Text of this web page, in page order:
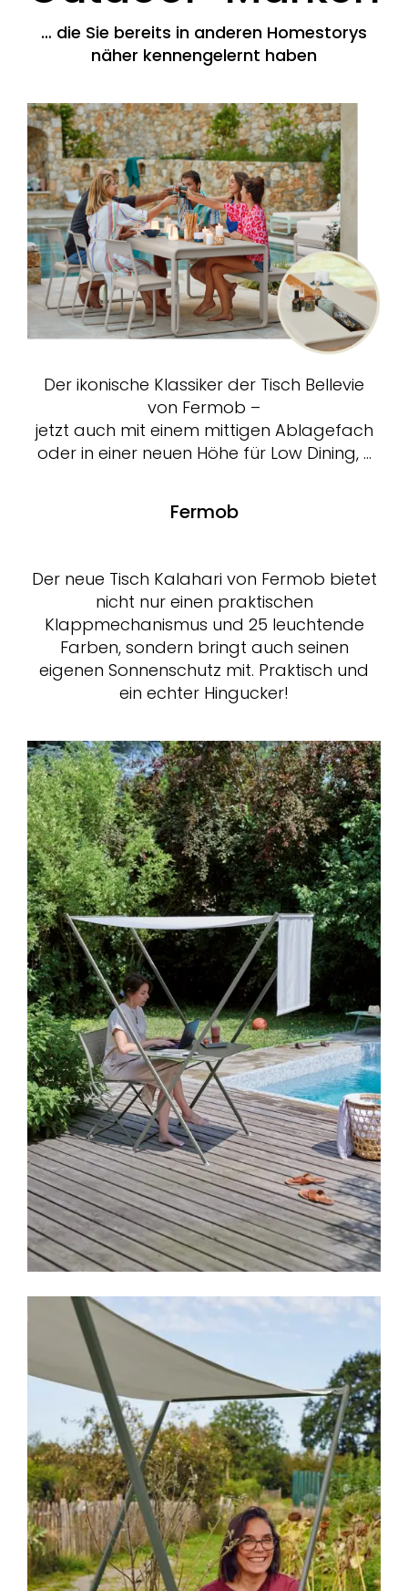
… die Sie bereits in anderen Homestorys
näher kennengelernt haben
Der ikonische Klassiker der Tisch Bellevie
von Fermob –
jetzt auch mit einem mittigen Ablagefach
oder in einer neuen Höhe für Low Dining, …
Fermob
Der neue Tisch Kalahari von Fermob bietet
nicht nur einen praktischen
Klappmechanismus und 25 leuchtende
Farben, sondern bringt auch seinen
eigenen Sonnenschutz mit. Praktisch und
ein echter Hingucker!